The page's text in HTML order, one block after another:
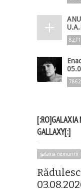
8271
7862
[:RO]GALAXIA
GALLAXY[:]
galaxia nemuririi